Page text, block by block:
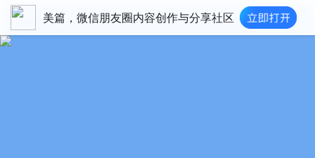
美篇，微信朋友圈内容创作与分享社区